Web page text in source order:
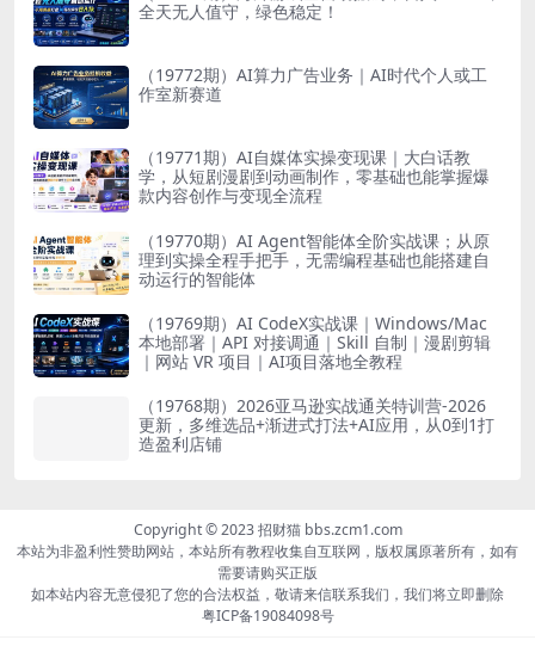
全天无人值守，绿色稳定！
（19772期）AI算力广告业务｜AI时代个人或工
作室新赛道
（19771期）AI自媒体实操变现课｜大白话教
学，从短剧漫剧到动画制作，零基础也能掌握爆
款内容创作与变现全流程
（19770期）AI Agent智能体全阶实战课；从原
理到实操全程手把手，无需编程基础也能搭建自
动运行的智能体
（19769期）AI CodeX实战课｜Windows/Mac
本地部署｜API 对接调通｜Skill 自制｜漫剧剪辑
｜网站 VR 项目｜AI项目落地全教程
（19768期）2026亚马逊实战通关特训营-2026
更新，多维选品+渐进式打法+AI应用，从0到1打
造盈利店铺
Copyright © 2023 招财猫 bbs.zcm1.com
本站为非盈利性赞助网站，本站所有教程收集自互联网，版权属原著所有，如有
需要请购买正版
如本站内容无意侵犯了您的合法权益，敬请来信联系我们，我们将立即删除
粤ICP备19084098号